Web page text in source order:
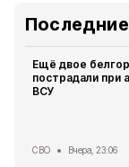
Ещё двое
пострадали при
ВСУ
СВО Вчера, 23:06